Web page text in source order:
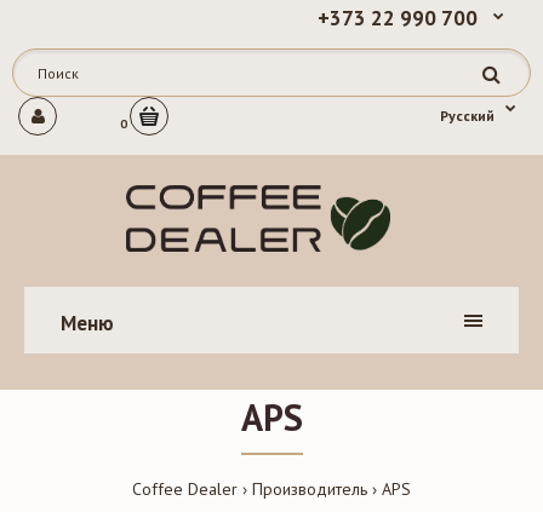
+373 22 990 700
0 Русский
Меню
APS
Coffee Dealer Производитель APS